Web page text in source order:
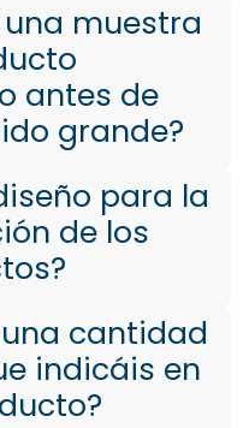
muestra
antes de
grande?
para la
de los
cantidad
indicáis en